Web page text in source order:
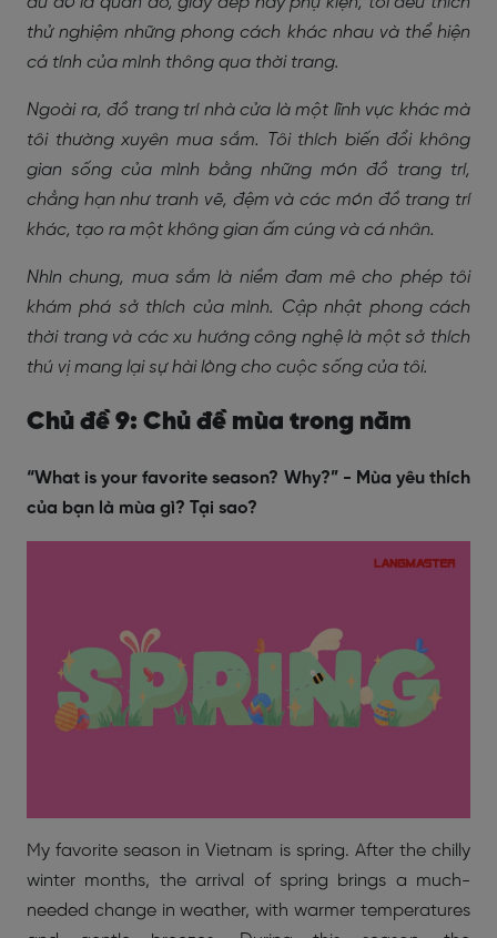
thử nghiệm những phong cách khác nhau và thể hiện
cá tính của mình thông qua thời trang.
Ngoài ra, đồ trang trí nhà cửa là một lĩnh vực khác mà
tôi thường xuyên mua sắm. Tôi thích biến đổi không
gian sống của mình bằng những món đồ trang trí,
chẳng hạn như tranh vẽ, đệm và các món đồ trang trí
khác, tạo ra một không gian ấm cúng và cá nhân.
Nhìn chung, mua sắm là niềm đam mê cho phép tôi
khám phá sở thích của mình. Cập nhật phong cách
thời trang và các xu hướng công nghệ là một sở thích
thú vị mang lại sự hài lòng cho cuộc sống của tôi.
Chủ đề 9: Chủ đề mùa trong năm
“What is your favorite season? Why?” - Mùa yêu thích
của bạn là mùa gì? Tại sao?
My favorite season in Vietnam is spring. After the chilly
winter months, the arrival of spring brings a much-
needed change in weather, with warmer temperatures